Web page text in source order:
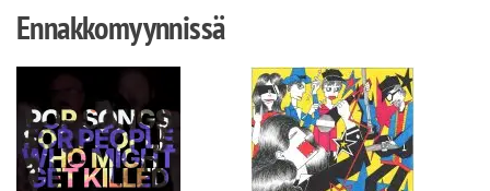
Ennakkomyynnissä